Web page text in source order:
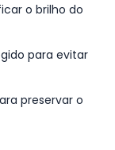
o brilho do
para evitar
preservar o